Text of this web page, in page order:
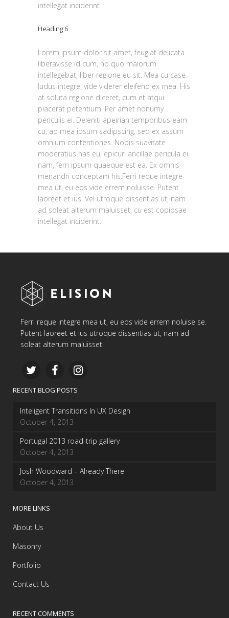
intellegat inciderint.
Heading 6
Lorem ipsum dolor sit amet, feugiat delicata
liberavisse id cum, no quo maiorum
intellegebat, liber regione eu sit. Mea cu case
ludus integre, vide viderer eleifend ex mea. His
at soluta regione diceret, cum et atqui
placerat petentium. Per amet nonumy
periculis ei. Deleniti apeirian temporibus eam
cu, ad mea ipsum sadipscing, sed ex assum
omnium contentiones. Nobis suavitate
moderatius has eu, epicuri ancillae pericula ei
nam, ferri ipsum quaeque est ea. Ex omnis
menandri conceptam his.Ferri reque integre
mea ut, eu eos vide errem noluisse. Putent
laoreet et ius. Vel utroque dissentias ut, nam
ad soleat alterum maluisset, cu est copiosae
intellegat inciderint.
Ferri reque integre mea ut, eu eos vide errem noluise se.
Putent laoreet et ius utroque dissentias ut, nam ad
soleat alterum maluisset.
RECENT BLOG POSTS
Inteligent Transitions In UX Design
October 4, 2013
Portugal 2013 road-trip gallery
October 4, 2013
Josh Woodward – Already There
October 4, 2013
MORE LINKS
About Us
Masonry
Portfolio
Contact Us
RECENT COMMENTS